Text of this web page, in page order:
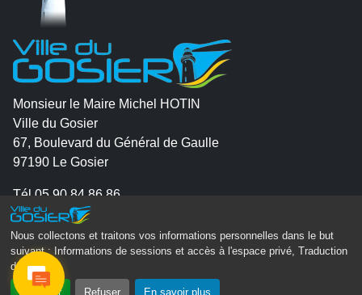
Nous collectons et traitons vos informations personnelles dans le but
suivant :
Informations de sessions et accès à l'espace privé, Traduction
des pages .
Accepter Refuser En savoir plus
Monsieur le Maire Michel HOTIN
Ville du Gosier
67, Boulevard du Général de Gaulle
97190 Le Gosier
Tél. 05 90 84 86 86
Envoyer un email
Contacter la P.R.A.D.A
Contactez le délégué à la protection des données
personnelles - D.P.O